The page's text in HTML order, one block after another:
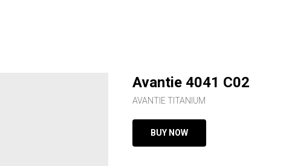
Avantie 4041 C02
AVANTIE TITANIUM
BUY NOW